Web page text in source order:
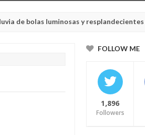
luminosas y resplandecientes en Rusia
FOLLOW ME
1,896
Followers